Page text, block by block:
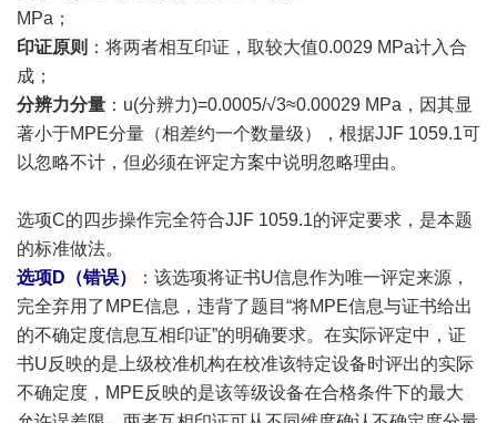
MPa；
印证原则 ：将两者相互印证，取较大值0.0029 MPa计入合
成；
分辨力分量 ：u(分辨力)=0.0005/√3≈0.00029 MPa，因其显
著小于MPE分量（相差约一个数量级），根据JJF 1059.1可
以忽略不计，但必须在评定方案中说明忽略理由。
选项C的四步操作完全符合JJF 1059.1的评定要求，是本题
的标准做法。
选项D（错误）
：该选项将证书U信息作为唯一评定来源，
完全弃用了MPE信息，违背了题目“将MPE信息与证书给出
的不确定度信息互相印证”的明确要求。在实际评定中，证
书U反映的是上级校准机构在校准该特定设备时评出的实际
不确定度，MPE反映的是该等级设备在合格条件下的最大